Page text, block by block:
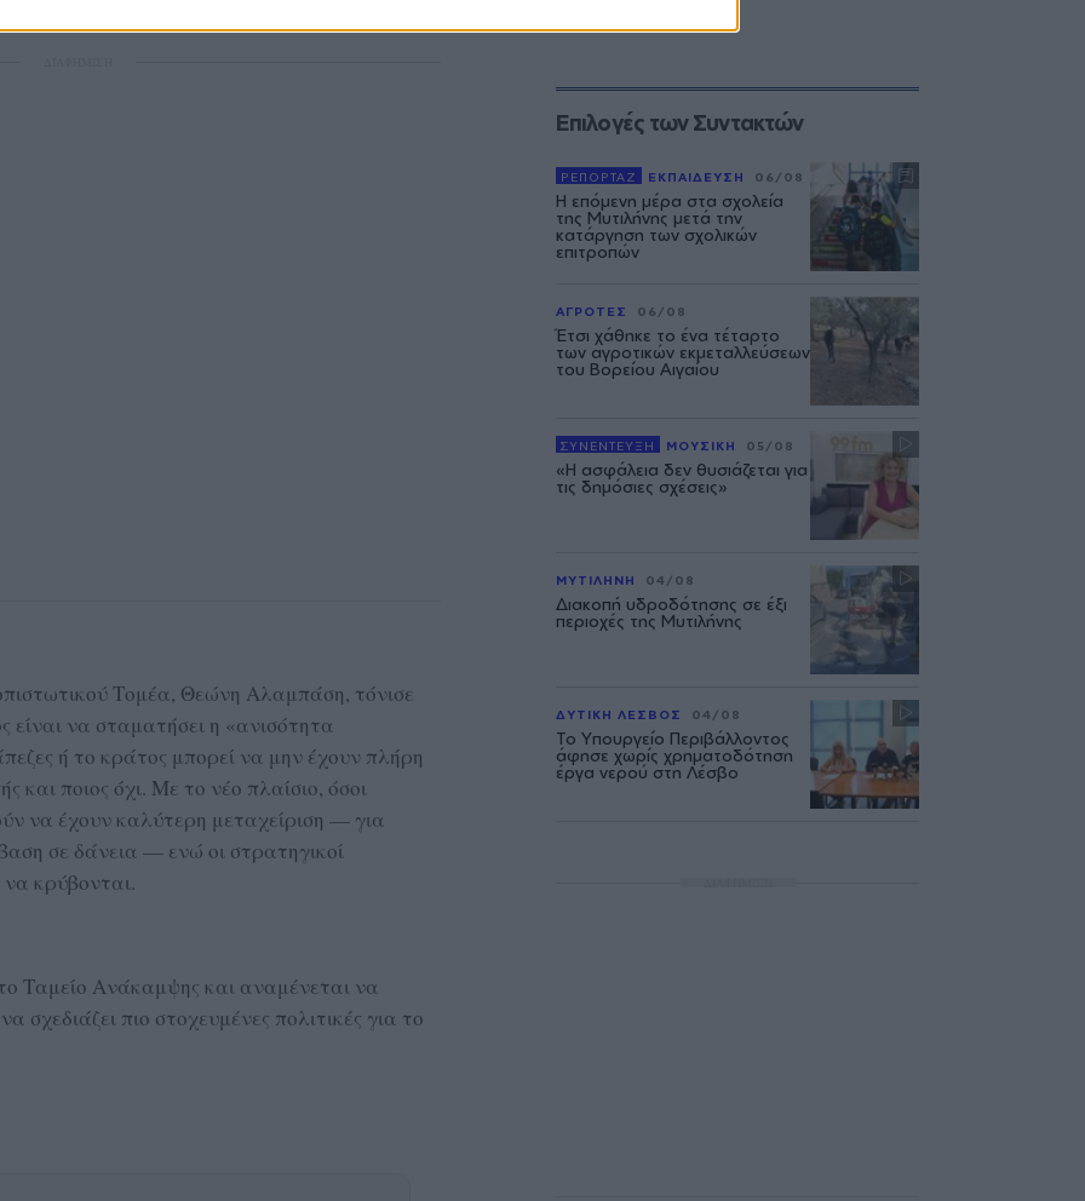
Τομέα, Θεώνη Αλαμπάση, τόνισε
είναι να σταματήσει η «ανισότητα
ή το κράτος μπορεί να μην έχουν πλήρη
και ποιος όχι. Με το νέο πλαίσιο, όσοι
να έχουν καλύτερη μεταχείριση — για
σε δάνεια — ενώ οι στρατηγικοί
κρύβονται.
Ταμείο Ανάκαμψης και αναμένεται να
σχεδιάζει πιο στοχευμένες πολιτικές για το
Επιλογές των Συντακτών
ΡΕΠΟΡΤΑΖ ΕΚΠΑΙΔΕΥΣΗ 06/08
Η επόμενη μέρα στα σχολεία
της Μυτιλήνης μετά την
κατάργηση των σχολικών
επιτροπών
ΑΓΡΟΤΕΣ 06/08
Έτσι χάθηκε το ένα τέταρτο
των αγροτικών εκμεταλλεύσεων
του Βορείου Αιγαίου
ΣΥΝΕΝΤΕΥΞΗ ΜΟΥΣΙΚΗ 05/08
«Η ασφάλεια δεν θυσιάζεται για
τις δημόσιες σχέσεις»
ΜΥΤΙΛΗΝΗ 04/08
Διακοπή υδροδότησης σε έξι
περιοχές της Μυτιλήνης
ΔΥΤΙΚΗ ΛΕΣΒΟΣ 04/08
Το Υπουργείο Περιβάλλοντος
άφησε χωρίς χρηματοδότηση
έργα νερού στη Λέσβο